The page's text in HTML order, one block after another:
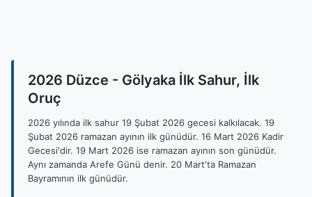
2026 Düzce - Gölyaka İlk Sahur, İlk
Oruç
2026 yılında ilk sahur 19 Şubat 2026 gecesi kalkılacak. 19
Şubat 2026 ramazan ayının ilk günüdür. 16 Mart 2026 Kadir
Gecesi'dir. 19 Mart 2026 ise ramazan ayının son günüdür.
Aynı zamanda Arefe Günü denir. 20 Mart'ta Ramazan
Bayramının ilk günüdür.